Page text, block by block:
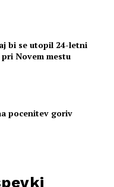
bi se utopil 24-letni
Novem mestu
pocenitev goriv